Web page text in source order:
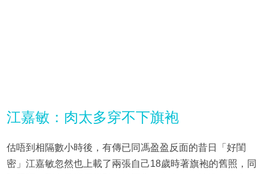
江嘉敏：肉太多穿不下旗袍
估唔到相隔數小時後，有傳已同馮盈盈反面的昔日「好閨
密」江嘉敏忽然也上載了兩張自己18歲時著旗袍的舊照，同